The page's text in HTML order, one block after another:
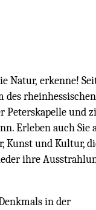
Natur, erkenne!
des rheinhessischen
Peterskapelle und
Erleben auch Sie
Kunst und Kultur,
ihre
in der